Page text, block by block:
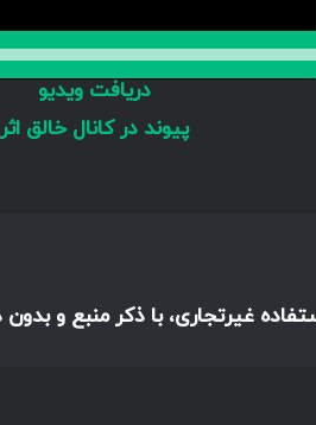
دریافت ویدیو
پیوند در کانال خالق اثر
غیرتجاری، با ذکر منبع و